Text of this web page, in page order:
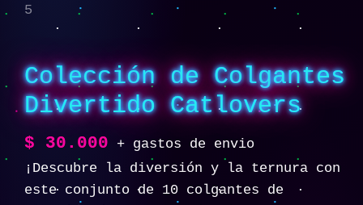
Colección de Colgantes
Divertido Catlovers
$ 30.000
+ gastos de envio
¡Descubre la diversión y la ternura con
este conjunto de 10 colgantes de